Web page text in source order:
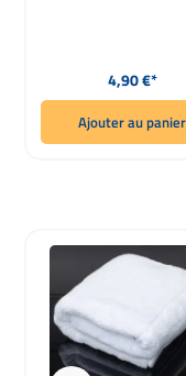
Prix régulier :
4,90 €*
Ajouter au panier